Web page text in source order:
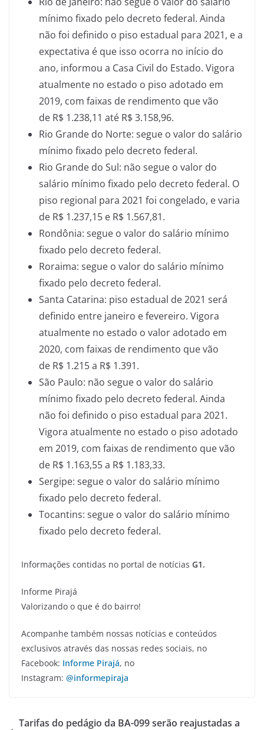
mínimo fixado pelo decreto federal. Ainda
não foi definido o piso estadual para 2021, e a
expectativa é que isso ocorra no início do
ano, informou a Casa Civil do Estado. Vigora
atualmente no estado o piso adotado em
2019, com faixas de rendimento que vão
de R$ 1.238,11 até R$ 3.158,96.
Rio Grande do Norte: segue o valor do salário
mínimo fixado pelo decreto federal.
Rio Grande do Sul: não segue o valor do
salário mínimo fixado pelo decreto federal. O
piso regional para 2021 foi congelado, e varia
de R$ 1.237,15 e R$ 1.567,81.
Rondônia: segue o valor do salário mínimo
fixado pelo decreto federal.
Roraima: segue o valor do salário mínimo
fixado pelo decreto federal.
Santa Catarina: piso estadual de 2021 será
definido entre janeiro e fevereiro. Vigora
atualmente no estado o valor adotado em
2020, com faixas de rendimento que vão
de R$ 1.215 a R$ 1.391.
São Paulo: não segue o valor do salário
mínimo fixado pelo decreto federal. Ainda
não foi definido o piso estadual para 2021.
Vigora atualmente no estado o piso adotado
em 2019, com faixas de rendimento que vão
de R$ 1.163,55 a R$ 1.183,33.
Sergipe: segue o valor do salário mínimo
fixado pelo decreto federal.
Tocantins: segue o valor do salário mínimo
fixado pelo decreto federal.
Informações contidas no portal de notícias G1.
Informe Pirajá
Valorizando o que é do bairro!
Acompanhe também nossas notícias e conteúdos
exclusivos através das nossas redes sociais, no
Facebook: Informe Pirajá, no
Instagram: @informepiraja
Tarifas do pedágio da BA-099 serão reajustadas a